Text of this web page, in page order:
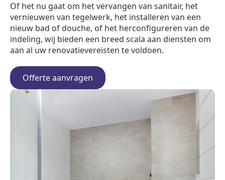
Of het nu gaat om het vervangen van sanitair, het
vernieuwen van tegelwerk, het installeren van een
nieuw bad of douche, of het herconfigureren van de
indeling, wij bieden een breed scala aan diensten om
aan al uw renovatievereisten te voldoen.
Offerte aanvragen